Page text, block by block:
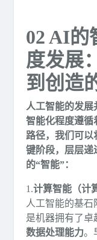
02 AI的
度发展
到创造
人工智能的发
智能化程度遵循
路径，我们可以
键阶段，层层递
的“智能”：
1.计算智能（计
人工智能的基石
是机器拥有了卓
数据处理能力。